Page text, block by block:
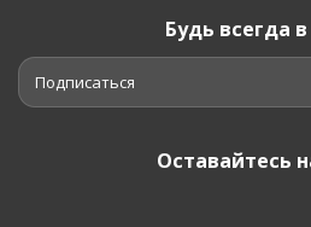
Будь всегда
Подписаться
Оставайтесь